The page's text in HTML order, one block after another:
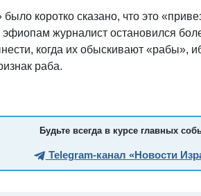
было коротко сказано, что это
эфиопам журналист остановился
когда их обыскивают «рабы»,
раба.
Будьте всегда в курсе главных
Telegram-канал «Новости